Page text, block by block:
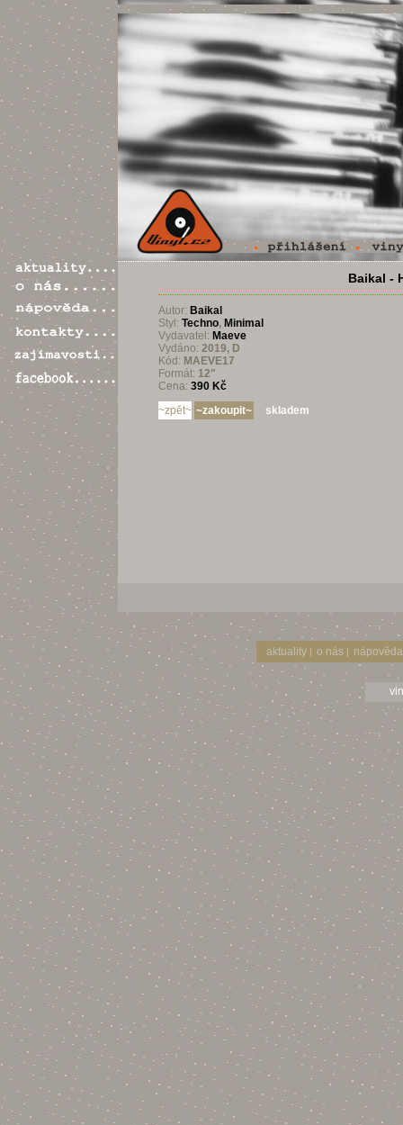
Baikal -
Autor: Baikal
Styl: Techno, Minimal
Vydavatel: Maeve
Vydáno: 2019, D
Kód: MAEVE17
Formát: 12"
Cena: 390 Kč
skladem
aktuality | o nás | nápověda